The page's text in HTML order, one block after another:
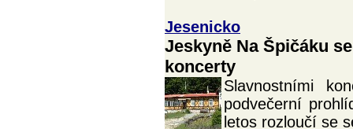
Jesenicko
Jeskyně Na Špičáku
koncerty
Slavnostními
podvečerní
letos rozloučí se